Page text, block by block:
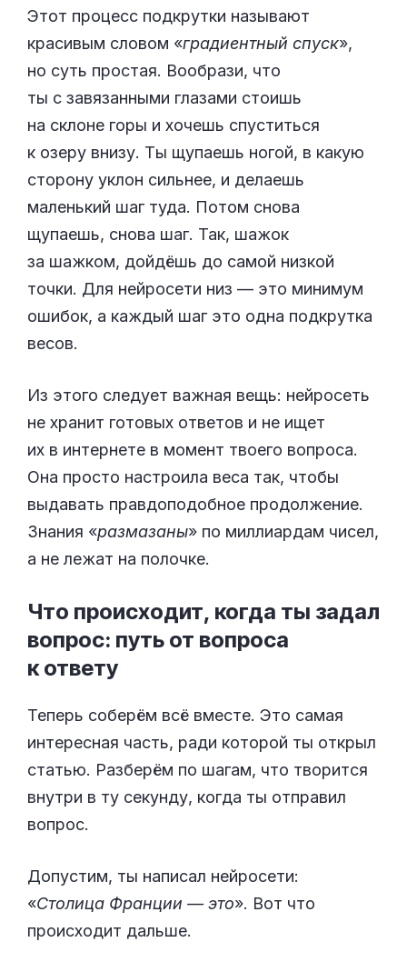
Этот процесс подкрутки называют
красивым словом «градиентный спуск»,
но суть простая. Вообрази, что
ты с завязанными глазами стоишь
на склоне горы и хочешь спуститься
к озеру внизу. Ты щупаешь ногой, в какую
сторону уклон сильнее, и делаешь
маленький шаг туда. Потом снова
щупаешь, снова шаг. Так, шажок
за шажком, дойдёшь до самой низкой
точки. Для нейросети низ — это минимум
ошибок, а каждый шаг это одна подкрутка
весов.
Из этого следует важная вещь: нейросеть
не хранит готовых ответов и не ищет
их в интернете в момент твоего вопроса.
Она просто настроила веса так, чтобы
выдавать правдоподобное продолжение.
Знания «размазаны» по миллиардам чисел,
а не лежат на полочке.
Что происходит, когда ты задал
вопрос: путь от вопроса
кответу
Теперь соберём всё вместе. Это самая
интересная часть, ради которой ты открыл
статью. Разберём по шагам, что творится
внутри в ту секунду, когда ты отправил
вопрос.
Допустим, ты написал нейросети:
«Столица Франции — это». Вот что
происходит дальше.